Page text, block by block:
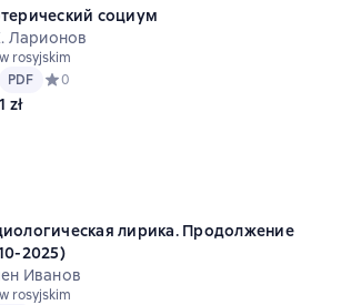
социум
Ларионов
w rosyjskim
PDF
PDF Средний рейтинг 0 на основе 0 оценок
0
zł
лирика. Продолжение
2025)
Иванов
w rosyjskim